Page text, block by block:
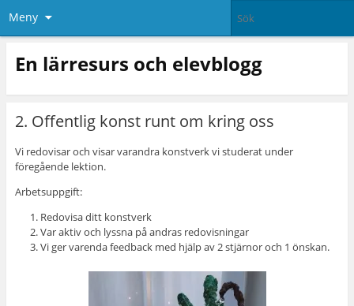
Meny
En lärresurs och elevblogg
2. Offentlig konst runt om kring oss
Vi redovisar och visar varandra konstverk vi studerat under
föregående lektion.
Arbetsuppgift:
Redovisa ditt konstverk
Var aktiv och lyssna på andras redovisningar
Vi ger varenda feedback med hjälp av 2 stjärnor och 1 önskan.